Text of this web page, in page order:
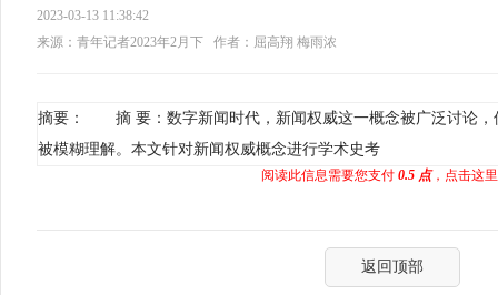
2023-03-13 11:38:42
来源：青年记者2023年2月下
作者：屈高翔 梅雨浓
摘要： 摘 要：数字新闻时代，新闻权威这一概念被广泛讨论，
被模糊理解。本文针对新闻权威概念进行学术史考
阅读此信息需要您支付 0.5 点，点击这
返回顶部